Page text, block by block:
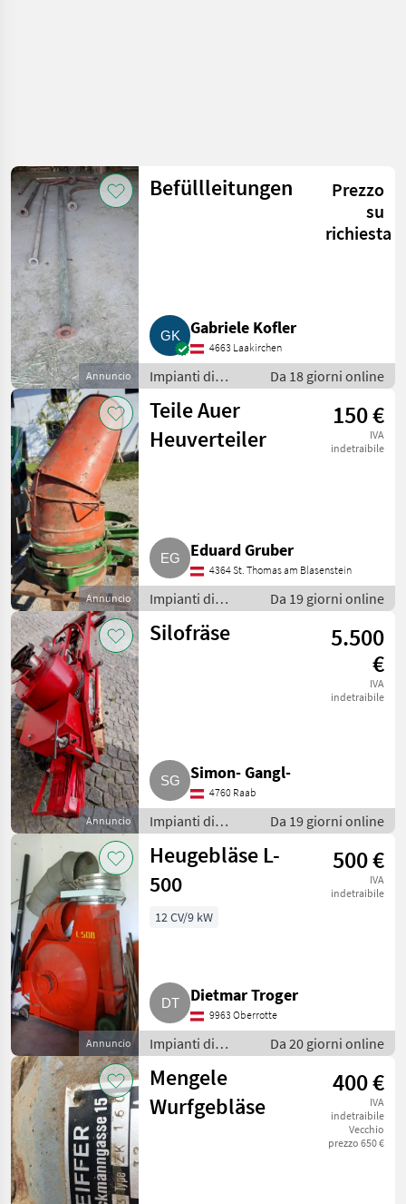
Annuncio
Befüllleitungen
Prezzo
su
richiesta
Gabriele Kofler
4663 Laakirchen
Impianti di
movimentazione
e trasporto /
Altri impianti di
movimentazione
Da 18 giorni online
Annuncio
Teile Auer
Heuverteiler
150 €
IVA
indetraibile
Eduard Gruber
4364 St. Thomas am Blasenstein
Impianti di
movimentazione
e trasporto /
Da 19 giorni online
Annuncio
Silofräse
5.500
€
IVA
indetraibile
Simon- Gangl-
4760 Raab
Impianti di
movimentazione
e trasporto /
Soffiatori
Da 19 giorni online
Annuncio
Heugebläse L-
500
500 €
IVA
indetraibile
12 CV/9 kW
Dietmar Troger
9963 Oberrotte
Impianti di
movimentazione
e trasporto /
Soffiatori
Da 20 giorni online
Mengele
Wurfgebläse
400 €
IVA
indetraibile
Vecchio
prezzo 650 €